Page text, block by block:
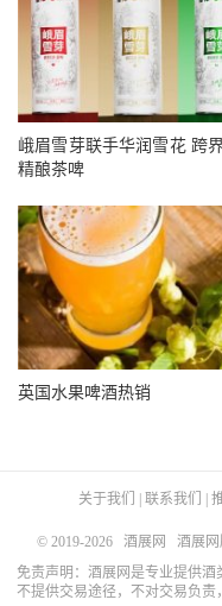
峨眉雪芽联手华润雪花 跨
精酿茶啤
英国水果啤酒热销
关于我们 联系我们
© 2019-2026 酒展网 酒展网
免责声明：酒展网是专业提供酒
不提供交易途径，不对交易负